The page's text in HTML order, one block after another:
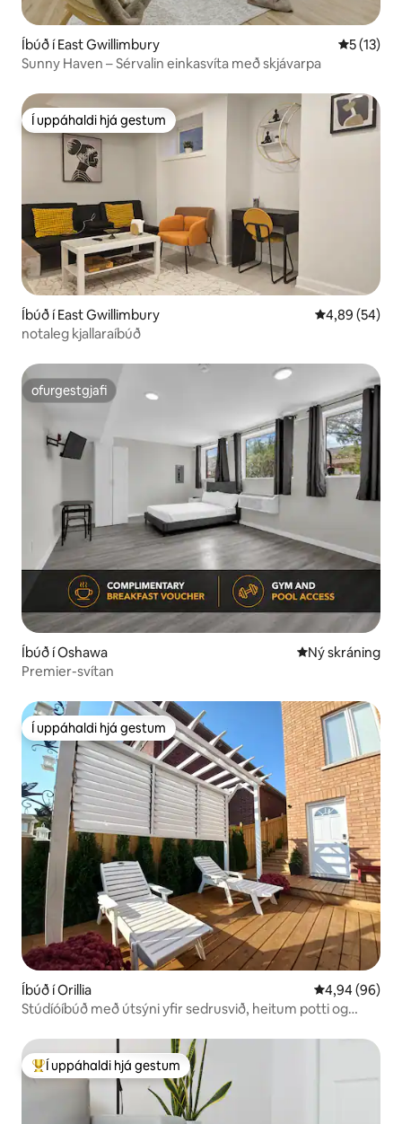
Íbúð í East Gwillimbury 5 af 5 í
5 (13)
Sunny Haven – Sérvalin einkasvíta með skjávarpa
Í uppáhaldi hjá gestum
Í uppáhaldi hjá gestum
Íbúð í East Gwillimbury 4,89 af 5 í
4,89 (54)
notaleg kjallaraíbúð
ofurgestgjafi
ofurgestgjafi
Íbúð í Oshawa Ný gistiaðstaða
Ný skráning
Premier-svítan
Í uppáhaldi hjá gestum
Í uppáhaldi hjá gestum
Íbúð í Orillia 4,94 af 5 í
4,94 (96)
Stúdíóíbúð með útsýni yfir sedrusvið, heitum potti og
Í mestu uppáhaldi hjá gestum
Í uppáhaldi hjá gestum